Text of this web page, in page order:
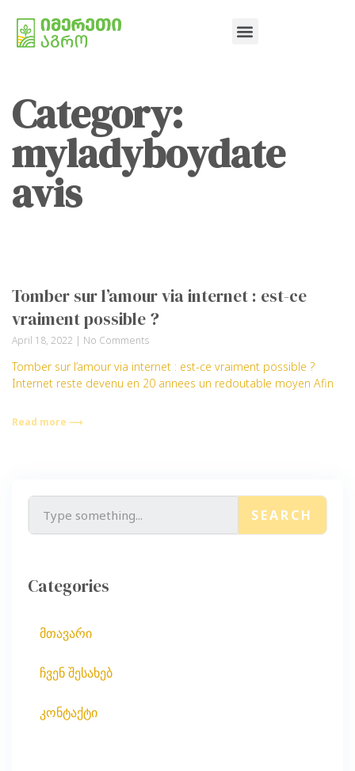
Category:
myladyboydate
avis
Tomber sur l’amour via internet : est-ce
vraiment possible ?
April 18, 2022 No Comments
Tomber sur l’amour via internet : est-ce vraiment possible ?
Internet reste devenu en 20 annees un redoutable moyen Afin
Read more ⟶
SEARCH
Categories
მთავარი
ჩვენ შესახებ
კონტაქტი